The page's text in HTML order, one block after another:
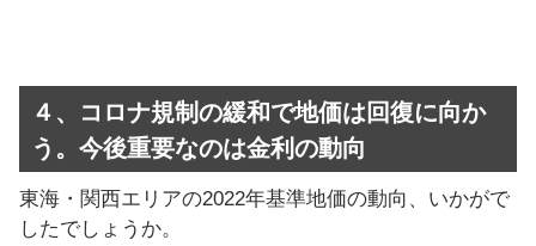
４、コロナ規制の緩和で地価は回復に向か
う。今後重要なのは金利の動向
東海・関西エリアの2022年基準地価の動向、いかがで
したでしょうか。